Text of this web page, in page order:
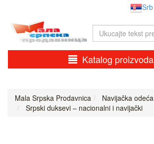
Srb
Katalog proizvoda
Mala Srpska Prodavnica
Navijačka odeća
Srpski duksevi – nacionalni i navijački